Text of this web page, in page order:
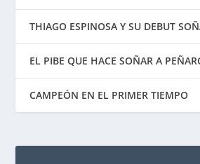
THIAGO ESPINOSA Y SU DEBUT
EL PIBE QUE HACE SOÑAR A
CAMPEÓN EN EL PRIMER TIEMPO